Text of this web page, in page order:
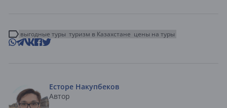
выгодные туры туризм в Казахстане цены на туры
Есторе Накупбеков
Автор